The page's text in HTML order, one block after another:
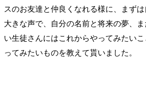
スのお友達と仲良くなれる様に、まずは
大きな声で、自分の名前と将来の夢、
い生徒さんにはこれからやってみたい
ってみたいものを教えて貰いました。